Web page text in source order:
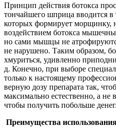
Принцип действия ботокса
тончайшего шприца вводится
которых формирует
воздействием ботокса
но сами мышцы не
не нарушено. Таким образом,
хмуриться, удивленно
д. Конечно, при выборе
только к настоящему
верную дозу препарата так,
максимально естественно, а не
чтобы получить побольше денег.
Преимущества